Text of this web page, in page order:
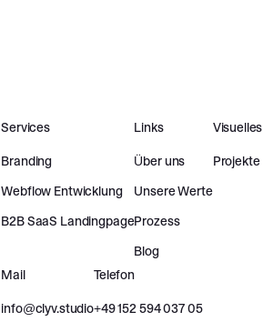
Services
Branding
Webflow Entwicklung
B2B SaaS Landingpage
Links
Über uns
Unsere Werte
Prozess
Blog
Visuelles
Projekte
Mail
info@clyv.studio
Telefon
‪+49 152 594 037 05‬